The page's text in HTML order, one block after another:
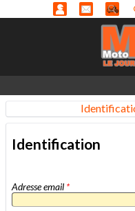
Identification
Adresse email *